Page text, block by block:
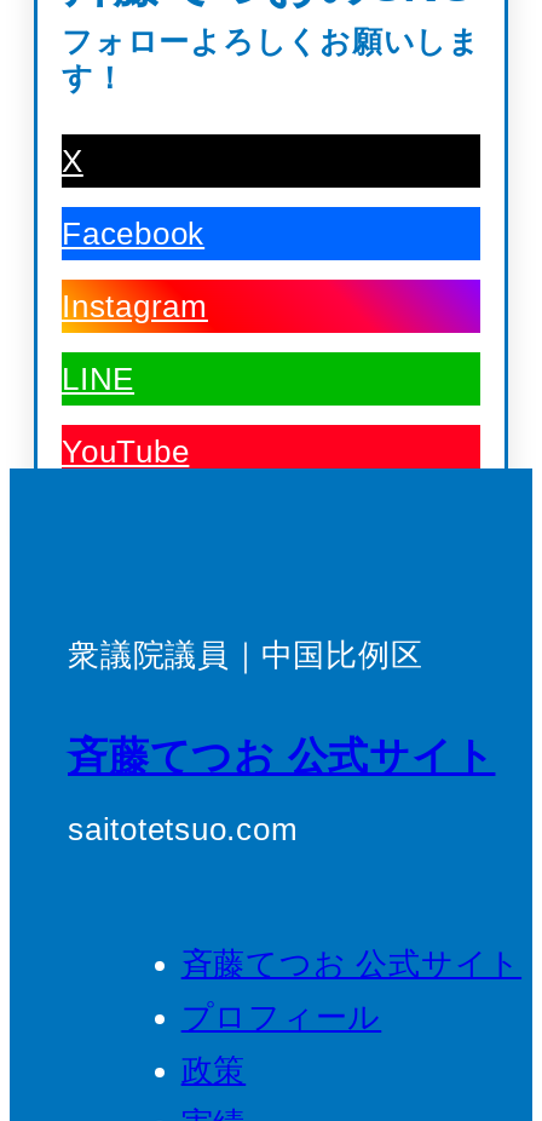
フォローよろしくお願いしま
す！
X
Facebook
Instagram
LINE
YouTube
衆議院議員｜中国比例区
斉藤てつお 公式サイト
saitotetsuo.com
斉藤てつお 公式サイト
プロフィール
政策